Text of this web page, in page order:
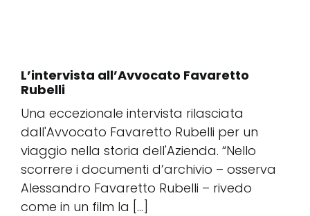
L’intervista all’Avvocato Favaretto
Rubelli
Una eccezionale intervista rilasciata
dall'Avvocato Favaretto Rubelli per un
viaggio nella storia dell'Azienda. “Nello
scorrere i documenti d’archivio – osserva
Alessandro Favaretto Rubelli – rivedo
come in un film la [...]